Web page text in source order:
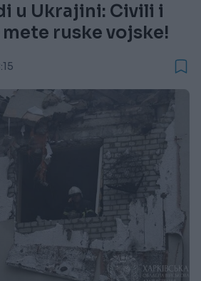
u Ukrajini: Civili i
ruske vojske!